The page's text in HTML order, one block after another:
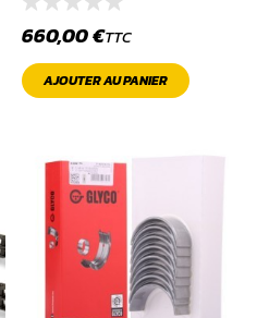
660,00€TTC
AJOUTER AU PANIER